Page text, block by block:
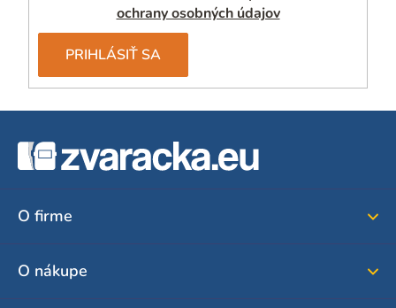
ochrany osobných údajov
PRIHLÁSIŤ SA
O firme
O nákupe